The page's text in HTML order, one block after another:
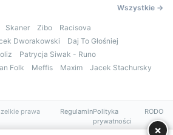
Wszystkie →
Skaner Zibo
Racisova
Dworakowski
Daj To Głośniej
Patrycja Siwak - Runo
Folk Meffis Maxim
Jacek Stachursky
prawa
RegulaminPolityka
prywatności
RODO
×